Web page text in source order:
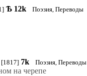
Ѣ 12k Поэзия, Переводы
[1817] 7k Поэзия, Переводы
на черепе